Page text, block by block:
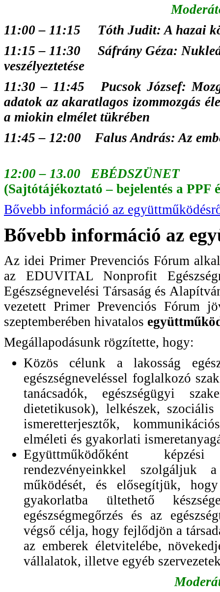
11:00– 11:15 Tóth Judit: A hazai
11:15– 11:30 Sáfrány Géza:
veszélyeztetése
11:30 – 11:45 Pucsok József:
adatok az akaratlagos izommozgás
a miokin elmélet tükrében
11:45– 12:00 Falus András: Az
12:00 – 13.00 EBÉDSZÜNET
(Sajtótájékoztató – bejelentés a
Bővebb információ az
Bővebb információ az
Az idei Primer Prevenciós Fórum
az EDUVITAL Nonprofit
Egészségnevelési Társaság és
vezetett Primer Prevenciós Fórum
szeptemberében hivatalos
Megállapodásunk rögzítette, hogy:
Közös célunk a lakosság
egészségneveléssel foglalkozó
tanácsadók, egészségügyi
dietetikusok), lelkészek,
ismeretterjesztők,
elméleti és gyakorlati
Együttműködőként
rendezvényeinkkel szolgáljuk
működését, és elősegítjük,
gyakorlatba ültethető
egészségmegőrzés és az
végső célja, hogy fejlődjön a
az emberek életvitelébe,
vállalatok, illetve egyéb